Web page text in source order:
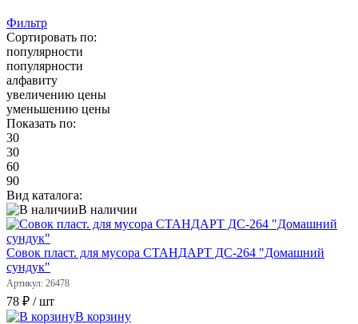
Фильтр
Сортировать по:
популярности
популярности
алфавиту
увеличению цены
уменьшению цены
Показать по:
30
30
60
90
Вид каталога:
В наличии
Совок пласт. для мусора СТАНДАРТ ДС-264 "Домашний
сундук"
Артикул: 26478
78 ₽ / шт
В корзину